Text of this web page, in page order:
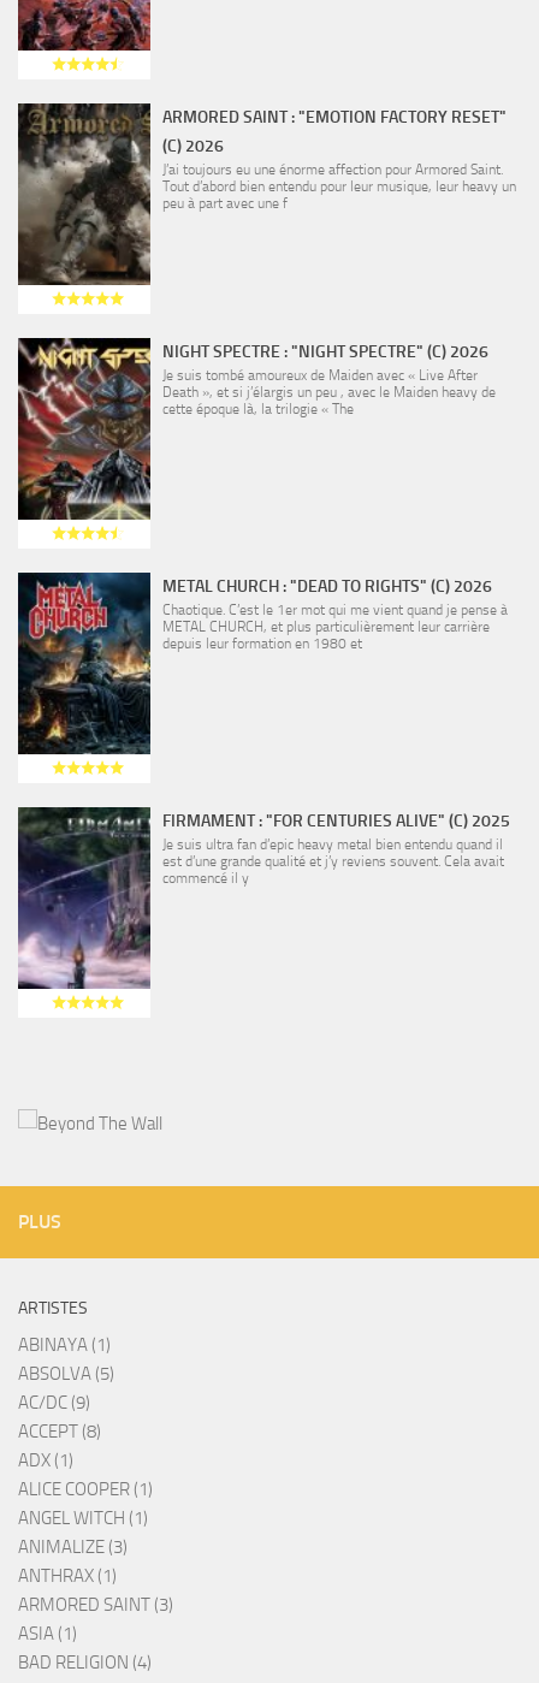
ARMORED SAINT : "EMOTION FACTORY RESET"
(C) 2026
J’ai toujours eu une énorme affection pour Armored Saint.
Tout d’abord bien entendu pour leur musique, leur heavy un
peu à part avec une f
NIGHT SPECTRE : "NIGHT SPECTRE" (C) 2026
Je suis tombé amoureux de Maiden avec « Live After
Death », et si j’élargis un peu , avec le Maiden heavy de
cette époque là, la trilogie « The
METAL CHURCH : "DEAD TO RIGHTS" (C) 2026
Chaotique. C’est le 1er mot qui me vient quand je pense à
METAL CHURCH, et plus particulièrement leur carrière
depuis leur formation en 1980 et
FIRMAMENT : "FOR CENTURIES ALIVE" (C) 2025
Je suis ultra fan d’epic heavy metal bien entendu quand il
est d’une grande qualité et j’y reviens souvent. Cela avait
commencé il y
PLUS
ARTISTES
ABINAYA (1)
ABSOLVA (5)
AC/DC (9)
ACCEPT (8)
ADX (1)
ALICE COOPER (1)
ANGEL WITCH (1)
ANIMALIZE (3)
ANTHRAX (1)
ARMORED SAINT (3)
ASIA (1)
BAD RELIGION (4)